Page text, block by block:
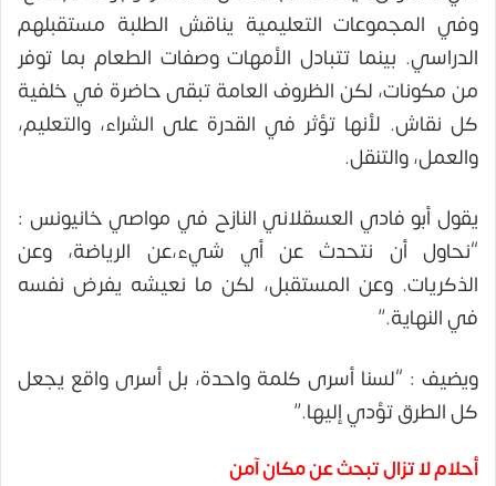
وفي المجموعات التعليمية يناقش الطلبة مستقبلهم
الدراسي. بينما تتبادل الأمهات وصفات الطعام بما توفر
من مكونات، لكن الظروف العامة تبقى حاضرة في خلفية
كل نقاش. لأنها تؤثر في القدرة على الشراء، والتعليم،
والعمل، والتنقل.
يقول أبو فادي العسقلاني النازح في مواصي خانيونس :
“نحاول أن نتحدث عن أي شيء،عن الرياضة، وعن
الذكريات. وعن المستقبل، لكن ما نعيشه يفرض نفسه
في النهاية.”
ويضيف : “لسنا أسرى كلمة واحدة، بل أسرى واقع يجعل
كل الطرق تؤدي إليها.”
أحلام لا تزال تبحث عن مكان آمن